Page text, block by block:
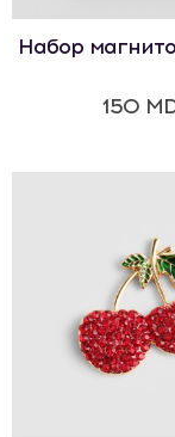
Набор
150